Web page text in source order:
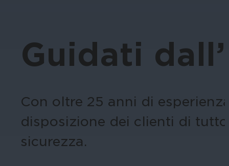
Guidati
Con oltre 25 anni di
disposizione dei clienti di
sicurezza.